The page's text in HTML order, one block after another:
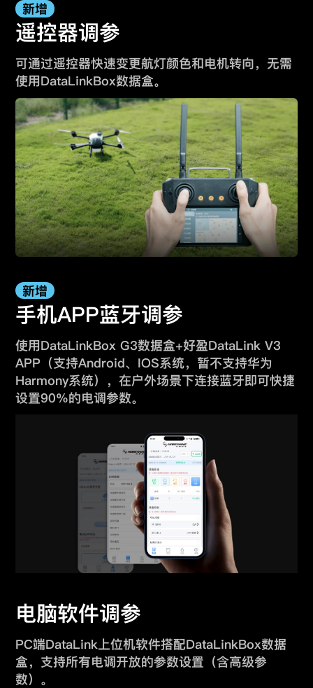
新增
遥控器调参
可通过遥控器快速变更航灯颜色和电机转向， 无需
使用DataLinkBox数据盒。
新增
手机APP蓝牙调参
使用DataLinkBox G3数据盒+好盈DataLink V3
APP （支持Android、IOS系统，暂不支持华为
Harmony系统），在户外场景下连接蓝牙即可快捷
设置90%的电调参数。
电脑软件调参
PC端DataLink上位机软件搭配DataLinkBox数据
盒， 支持所有电调开放的参数设置（含高级参
数）。